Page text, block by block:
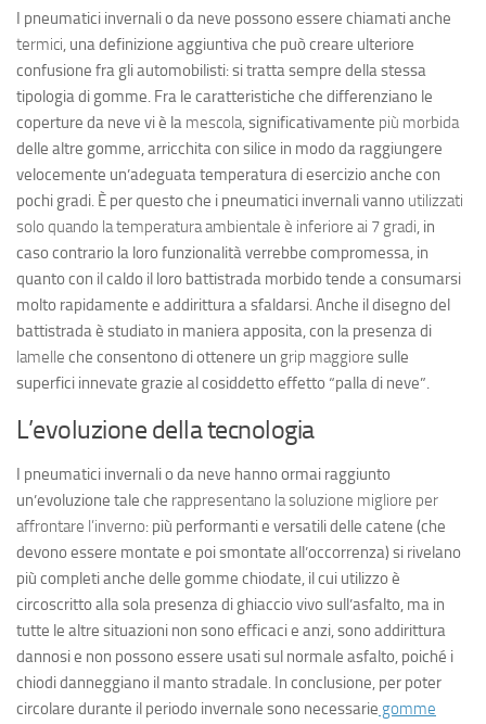
I pneumatici invernali o da neve possono essere chiamati anche
termici, una definizione aggiuntiva che può creare ulteriore
confusione fra gli automobilisti: si tratta sempre della stessa
tipologia di gomme. Fra le caratteristiche che differenziano le
coperture da neve vi è la mescola, significativamente più morbida
delle altre gomme, arricchita con silice in modo da raggiungere
velocemente un’adeguata temperatura di esercizio anche con
pochi gradi. È per questo che i pneumatici invernali vanno utilizzati
solo quando la temperatura ambientale è inferiore ai 7 gradi, in
caso contrario la loro funzionalità verrebbe compromessa, in
quanto con il caldo il loro battistrada morbido tende a consumarsi
molto rapidamente e addirittura a sfaldarsi. Anche il disegno del
battistrada è studiato in maniera apposita, con la presenza di
lamelle che consentono di ottenere un grip maggiore sulle
superfici innevate grazie al cosiddetto effetto “palla di neve”.
L’evoluzione della tecnologia
I pneumatici invernali o da neve hanno ormai raggiunto
un’evoluzione tale che rappresentano la soluzione migliore per
affrontare l’inverno: più performanti e versatili delle catene (che
devono essere montate e poi smontate all’occorrenza) si rivelano
più completi anche delle gomme chiodate, il cui utilizzo è
circoscritto alla sola presenza di ghiaccio vivo sull’asfalto, ma in
tutte le altre situazioni non sono efficaci e anzi, sono addirittura
dannosi e non possono essere usati sul normale asfalto, poiché i
chiodi danneggiano il manto stradale. In conclusione, per poter
circolare durante il periodo invernale sono necessarie gomme